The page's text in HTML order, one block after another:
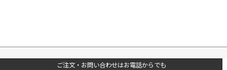
ご注文・お問い合わせはお電話からでも